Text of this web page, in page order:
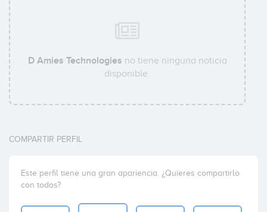
D Amies Technologies no tiene ninguna noticia
disponible.
COMPARTIR PERFIL
Este perfil tiene una gran apariencia. ¿Quieres compartirlo
con todos?